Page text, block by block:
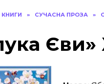
КНИГИ » СУЧАСНА ПРОЗА »
Єви»